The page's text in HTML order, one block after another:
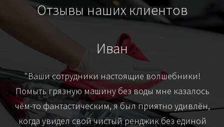
Отзывы наших клиентов
Иван
"Ваши сотрудники настоящие волшебники!
Помыть грязную машину без воды мне казалось
чём-то фантастическим, я был приятно удивлён,
когда увидел свой чистый ренджик без единой